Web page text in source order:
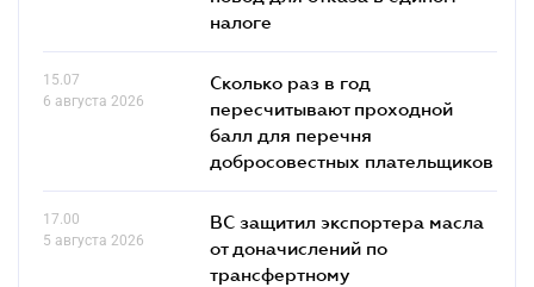
налоге
15.07
6 августа 2026
Сколько раз в год
пересчитывают проходной
балл для перечня
добросовестных плательщиков
17.00
5 августа 2026
ВС защитил экспортера масла
от доначислений по
трансфертному